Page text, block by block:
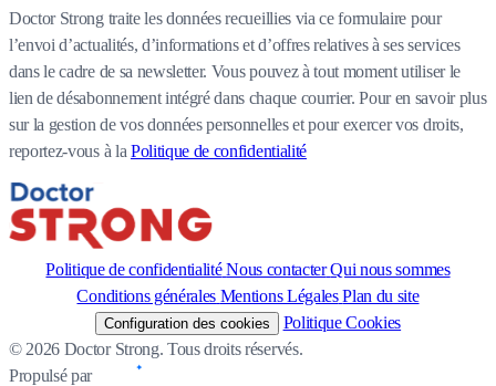
Doctor Strong traite les données recueillies via ce formulaire pour
l’envoi d’actualités, d’informations et d’offres relatives à ses services
dans le cadre de sa newsletter. Vous pouvez à tout moment utiliser le
lien de désabonnement intégré dans chaque courrier. Pour en savoir plus
sur la gestion de vos données personnelles et pour exercer vos droits,
reportez-vous à la Politique de confidentialité
Politique de confidentialité Nous contacter Qui nous sommes
Conditions générales Mentions Légales Plan du site
Configuration des cookies
Politique Cookies
© 2026 Doctor Strong. Tous droits réservés.
Propulsé par